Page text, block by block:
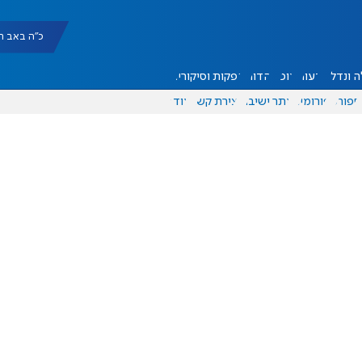
כ"ה באב תשפ"ו
ונדל"ן דעות אוכל יהדות הפקות וסיקורים
ספורט פורומים אתר ישיבה יצירת קשר עוד